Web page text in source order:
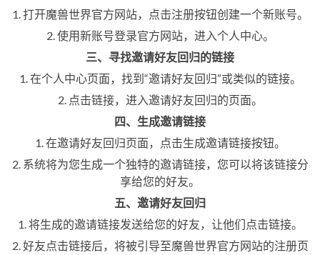
1. 打开魔兽世界官方网站，点击注册按钮创建一个新账号。
2. 使用新账号登录官方网站，进入个人中心。
三、寻找邀请好友回归的链接
1. 在个人中心页面，找到“邀请好友回归”或类似的链接。
2. 点击链接，进入邀请好友回归的页面。
四、生成邀请链接
1. 在邀请好友回归页面，点击生成邀请链接按钮。
2. 系统将为您生成一个独特的邀请链接，您可以将该链接分
享给您的好友。
五、邀请好友回归
1. 将生成的邀请链接发送给您的好友，让他们点击链接。
2. 好友点击链接后，将被引导至魔兽世界官方网站的注册页